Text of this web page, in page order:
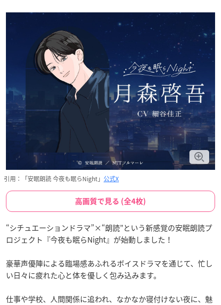
引用：「安眠朗読 今夜も眠らNight」 公式X
高画質で見る (全4枚)
“シチュエーションドラマ”×“朗読”という新感覚の安眠朗読プ
ロジェクト『今夜も眠らNight』が始動しました！
豪華声優陣による臨場感あふれるボイスドラマを通じて、忙し
い日々に疲れた心と体を優しく包み込みます。
仕事や学校、人間関係に追われ、なかなか寝付けない夜に、魅